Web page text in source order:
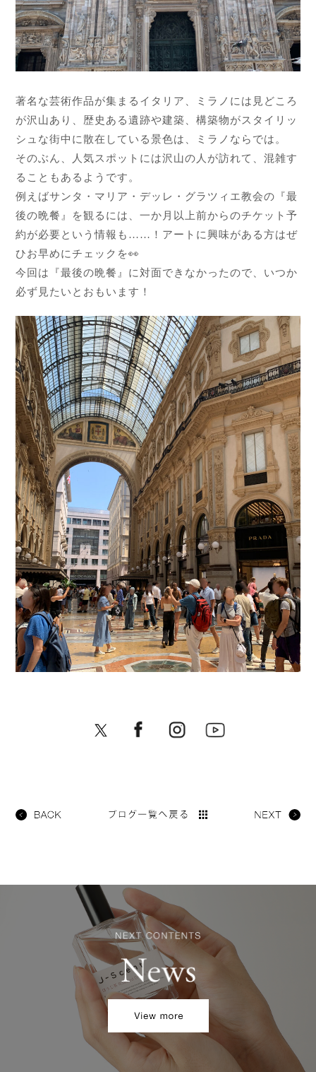
著名な芸術作品が集まるイタリア、ミラノには見どころ
が沢山あり、歴史ある遺跡や建築、構築物がスタイリッ
シュな街中に散在している景色は、ミラノならでは。
そのぶん、人気スポットには沢山の人が訪れて、混雑す
ることもあるようです。
例えばサンタ・マリア・デッレ・グラツィエ教会の『最
後の晩餐』を観るには、一か月以上前からのチケット予
約が必要という情報も……！アートに興味がある方はぜ
ひお早めにチェックを👀
今回は『最後の晩餐』に対面できなかったので、いつか
必ず見たいとおもいます！